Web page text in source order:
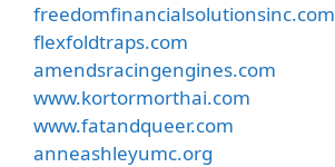
freedomfinancialsolutionsinc.com
flexfoldtraps.com
amendsracingengines.com
www.kortormorthai.com
www.fatandqueer.com
anneashleyumc.org